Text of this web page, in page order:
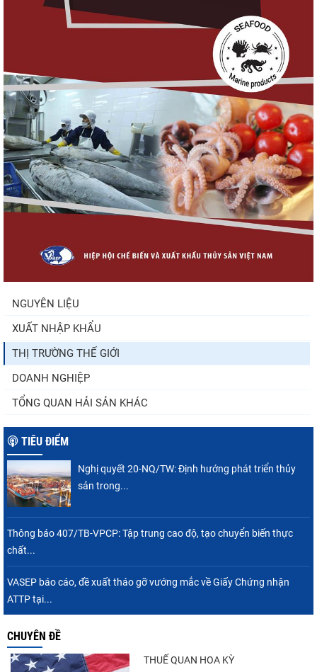
Xuất khẩu cá tra sang CPTPP: Mở rộng cơ
Xuất khẩu cá ngừ Việt Nam sang Canada
tăng nhẹ, áp lực mới...
Nguồn cung giảm, giá cá rô phi Trung Quốc
tiếp tục tăng
Trung Quốc tăng mạnh nhập khẩu mực,
sàng cho chuỗi...
NGUYÊN LIỆU
XUẤT NHẬP KHẨU
THỊ TRƯỜNG THẾ GIỚI
DOANH NGHIỆP
TỔNG QUAN HẢI SẢN KHÁC
TIÊU ĐIỂM
Nghị quyết 20-NQ/TW: Định hướng phát triển thủy
sản trong...
Thông báo 407/TB-VPCP: Tập trung cao độ, tạo chuyển biến thực
chất...
VASEP báo cáo, đề xuất tháo gỡ vướng mắc về Giấy Chứng nhận
ATTP tại...
CHUYÊN ĐỀ
THUẾ QUAN HOA KỲ